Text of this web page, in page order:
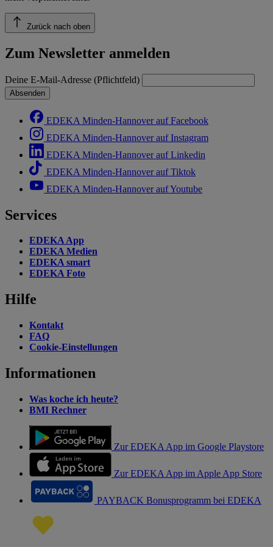
Zurück nach oben
Zum Newsletter anmelden
Deine E-Mail-Adresse (Pflichtfeld)
Absenden
EDEKA Minden-Hannover auf Facebook
EDEKA Minden-Hannover auf Instagram
EDEKA Minden-Hannover auf Linkedin
EDEKA Minden-Hannover auf Tiktok
EDEKA Minden-Hannover auf Youtube
Services
EDEKA App
EDEKA Medien
EDEKA smart
EDEKA Foto
Hilfe
Kontakt
FAQ
Cookie-Einstellungen
Informationen
Was koche ich heute?
BMI Rechner
Zur EDEKA App im Google Playstore
Zur EDEKA App im Apple App Store
PAYBACK Bonusprogramm bei EDEKA